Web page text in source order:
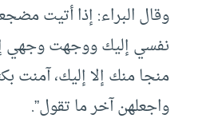
وقال البراء: إذا أتيت
نفسي إليك ووجهت وجهي
منجا منك إلا إليك، آمنت
واجعلهن آخر ما تقول”.